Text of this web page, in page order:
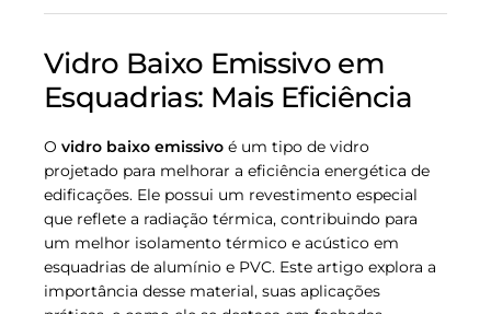
Vidro Baixo Emissivo em
Esquadrias: Mais Eficiência
O vidro baixo emissivo é um tipo de vidro
projetado para melhorar a eficiência energética de
edificações. Ele possui um revestimento especial
que reflete a radiação térmica, contribuindo para
um melhor isolamento térmico e acústico em
esquadrias de alumínio e PVC. Este artigo explora a
importância desse material, suas aplicações